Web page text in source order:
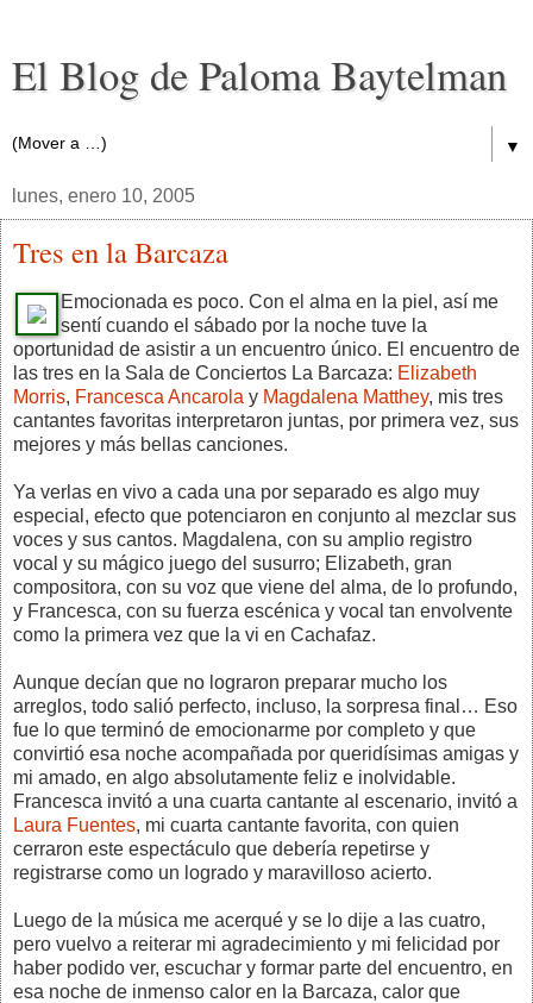
El Blog de Paloma Baytelman
▼
lunes, enero 10, 2005
Tres en la Barcaza
Emocionada es poco. Con el alma en la piel, así me
sentí cuando el sábado por la noche tuve la
oportunidad de asistir a un encuentro único. El encuentro de
las tres en la Sala de Conciertos La Barcaza: Elizabeth
Morris, Francesca Ancarola y Magdalena Matthey, mis tres
cantantes favoritas interpretaron juntas, por primera vez, sus
mejores y más bellas canciones.
Ya verlas en vivo a cada una por separado es algo muy
especial, efecto que potenciaron en conjunto al mezclar sus
voces y sus cantos. Magdalena, con su amplio registro
vocal y su mágico juego del susurro; Elizabeth, gran
compositora, con su voz que viene del alma, de lo profundo,
y Francesca, con su fuerza escénica y vocal tan envolvente
como la primera vez que la vi en Cachafaz.
Aunque decían que no lograron preparar mucho los
arreglos, todo salió perfecto, incluso, la sorpresa final… Eso
fue lo que terminó de emocionarme por completo y que
convirtió esa noche acompañada por queridísimas amigas y
mi amado, en algo absolutamente feliz e inolvidable.
Francesca invitó a una cuarta cantante al escenario, invitó a
Laura Fuentes, mi cuarta cantante favorita, con quien
cerraron este espectáculo que debería repetirse y
registrarse como un logrado y maravilloso acierto.
Luego de la música me acerqué y se lo dije a las cuatro,
pero vuelvo a reiterar mi agradecimiento y mi felicidad por
haber podido ver, escuchar y formar parte del encuentro, en
esa noche de inmenso calor en la Barcaza, calor que